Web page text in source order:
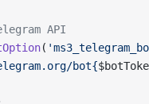
API
(
bot{